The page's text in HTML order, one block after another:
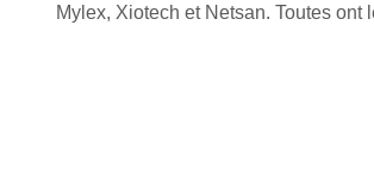
Mylex, Xiotech et Netsan. Toutes ont